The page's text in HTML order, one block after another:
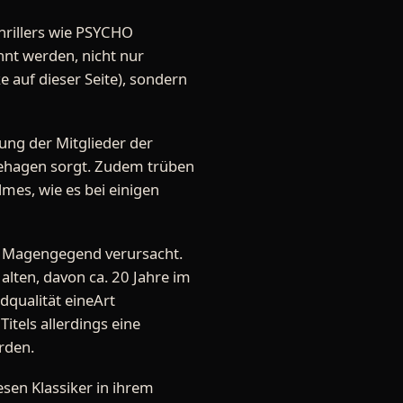
wie PSYCHO
werden, nicht nur
auf dieser Seite), sondern
der Mitglieder der
sorgt. Zudem trüben
wie es bei einigen
verursacht.
davon ca. 20 Jahre im
eineArt
allerdings eine
Klassiker in ihrem